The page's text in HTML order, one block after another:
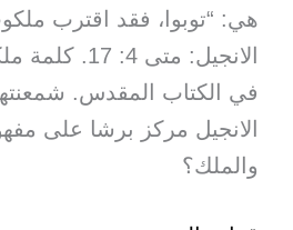
هي: “توبوا، فقد اقترب
الانجيل: متى
في الكتاب المقدس.
الانجيل مركز برشا على
والملك؟